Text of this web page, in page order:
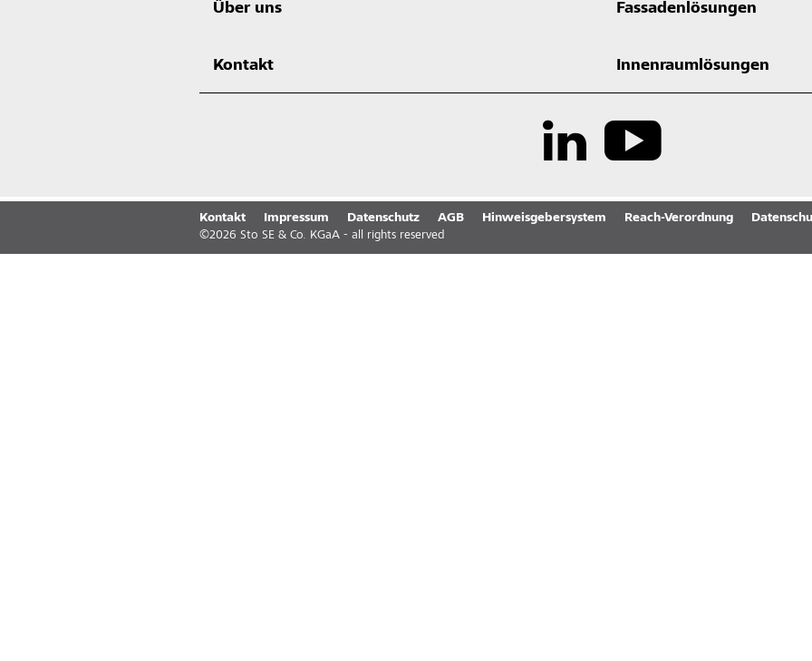
Über uns Fassadenlösungen
Kontakt Innenraumlösungen
Kontakt Impressum Datenschutz AGB Hinweisgebersystem Reach-Verordnung
©2026 Sto SE & Co. KGaA - all rights reserved